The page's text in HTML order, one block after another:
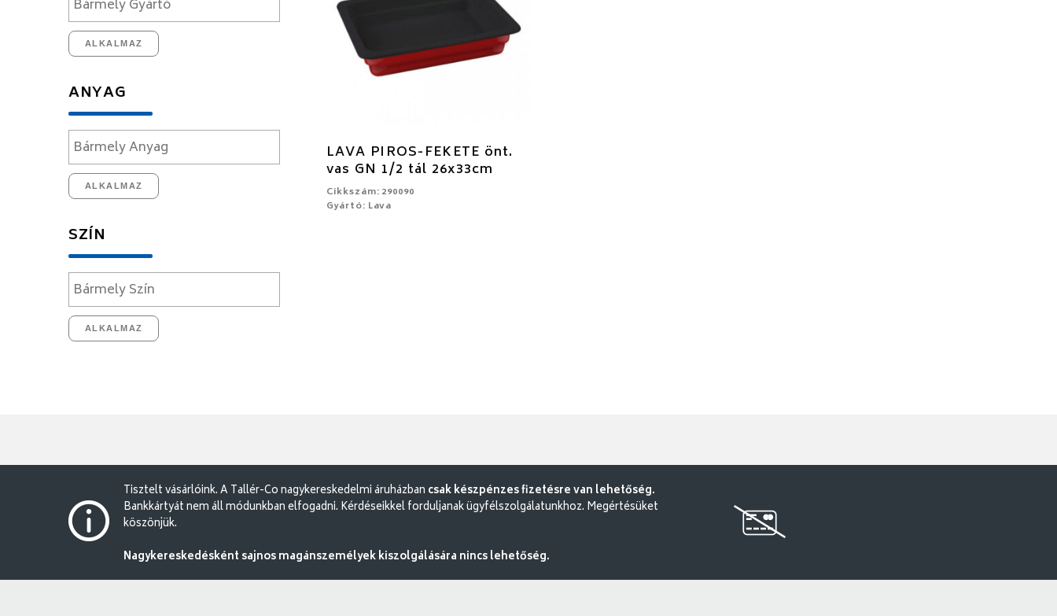
ALKALMAZ
ANYAG
ALKALMAZ
SZÍN
ALKALMAZ
LAVA PIROS-FEKETE önt.
vas GN 1/2 tál 26x33cm
Cikkszám: 290090
Gyártó: Lava
Tisztelt vásárlóink. A Tallér-Co nagykereskedelmi áruházban csak készpénzes fizetésre van lehetőség.
Bankkártyát nem áll módunkban elfogadni. Kérdéseikkel forduljanak ügyfélszolgálatunkhoz. Megértésüket
köszönjük.
Nagykereskedésként sajnos magánszemélyek kiszolgálására nincs lehetőség.